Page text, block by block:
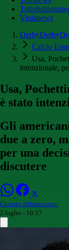
Violanews
Calcio
Usa,
intenzionale,
Usa,
è stato
Gli
due a zero,
per una
discutere
Giorgio Abbratozzato
2 luglio - 10:17